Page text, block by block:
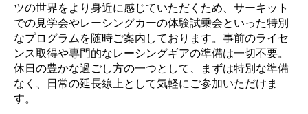
ツの世界をより身近に感じていただくため、サーキット
での見学会やレーシングカーの体験試乗会といった特別
なプログラムを随時ご案内しております。事前のライセ
ンス取得や専門的なレーシングギアの準備は一切不要。
休日の豊かな過ごし方の一つとして、まずは特別な準備
なく、日常の延長線上として気軽にご参加いただけま
す。